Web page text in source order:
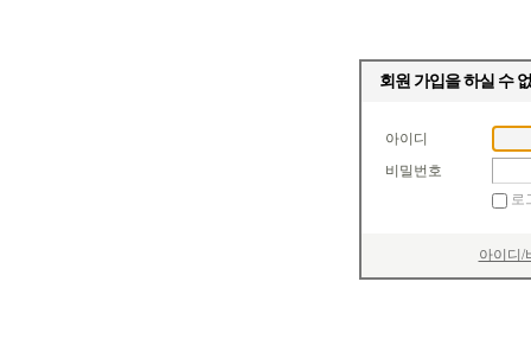
회원 가입을 하실 수
아이디
비밀번호
로
아이디/